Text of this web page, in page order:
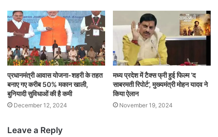
प्रधानमंत्री आवास योजना-शहरी के तहत
बनाए गए करीब 50% मकान खाली,
बुनियादी सुविधाओं की है कमी
December 12, 2024
मध्य प्रदेश में टैक्स फ्री हुई फिल्म ‘द
साबरमती रिपोर्ट’, मुख्यमंत्री मोहन यादव ने
किया ऐलान
November 19, 2024
Leave a Reply